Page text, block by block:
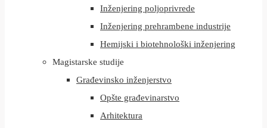
Inženjering poljoprivrede
Inženjering prehrambene industrije
Hemijski i biotehnološki inženjering
Magistarske studije
Građevinsko inženjerstvo
Opšte građevinarstvo
Arhitektura